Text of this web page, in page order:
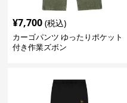
¥7,700 (税込)
カーゴパンツ ゆったりポケット
付き作業ズボン